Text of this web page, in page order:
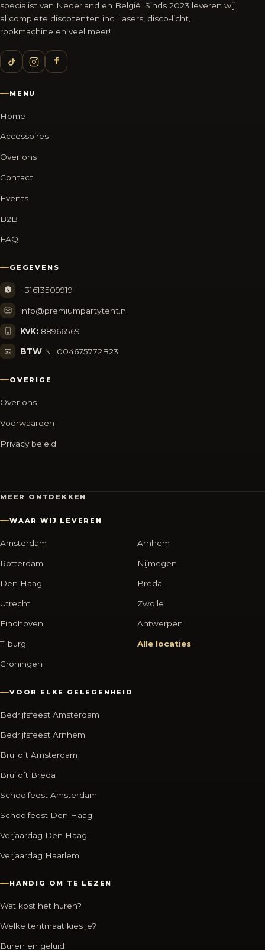
specialist van Nederland en België. Sinds 2023 leveren wij
al complete discotenten incl. lasers, disco-licht,
rookmachine en veel meer!
MENU
Home
Accessoires
Over ons
Contact
Events
B2B
FAQ
GEGEVENS
+31613509919
info@premiumpartytent.nl
KvK: 88966569
BTW NL004675772B23
OVERIGE
Over ons
Voorwaarden
Privacy beleid
MEER ONTDEKKEN
WAAR WIJ LEVEREN
Amsterdam
Rotterdam
Den Haag
Utrecht
Eindhoven
Tilburg
Groningen
Arnhem
Nijmegen
Breda
Zwolle
Antwerpen
Alle locaties
VOOR ELKE GELEGENHEID
Bedrijfsfeest Amsterdam
Bedrijfsfeest Arnhem
Bruiloft Amsterdam
Bruiloft Breda
Schoolfeest Amsterdam
Schoolfeest Den Haag
Verjaardag Den Haag
Verjaardag Haarlem
HANDIG OM TE LEZEN
Wat kost het huren?
Welke tentmaat kies je?
Buren en geluid